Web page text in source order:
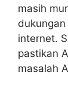
masih
internet.
pastikan
masalah